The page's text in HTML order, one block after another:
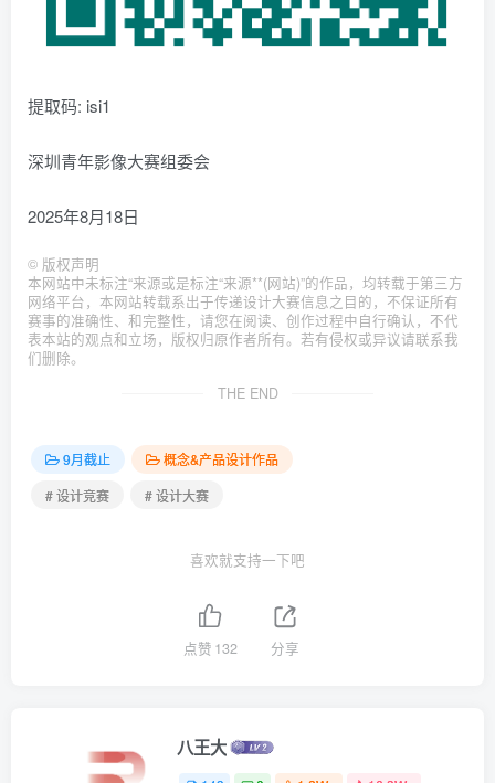
提取码: isi1
深圳青年影像大赛组委会
2025年8月18日
© 版权声明
本网站中未标注“来源或是标注“来源**(网站)”的作品，均转载于第三方
网络平台，本网站转载系出于传递设计大赛信息之目的，不保证所有
赛事的准确性、和完整性，请您在阅读、创作过程中自行确认，不代
表本站的观点和立场，版权归原作者所有。若有侵权或异议请联系我
们删除。
THE END
9月截止
概念&产品设计作品
# 设计竞赛
# 设计大赛
喜欢就支持一下吧
点赞 132 分享
八王大